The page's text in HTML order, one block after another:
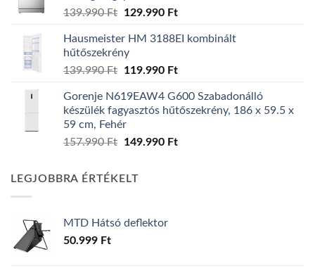
139.990Ft
Original
was:
139.990 Ft.
129.990 FtCurrent
is:
Hausmeister HM 3188EI kombinált
hűtőszekrény
139.990Ft
Original
was:
139.990 Ft.
119.990 FtCurrent
is:
119.990 Ft.
Gorenje N619EAW4 G600 Szabadonálló
készülék fagyasztós hűtőszekrény, 186 x 59.5 x
59 cm, Fehér
157.990Ft
Original
157.990 Ft.
149.990 FtCurrent
LEGJOBBRA ÉRTÉKELT
MTD Hátsó deflektor
50.999 Ft